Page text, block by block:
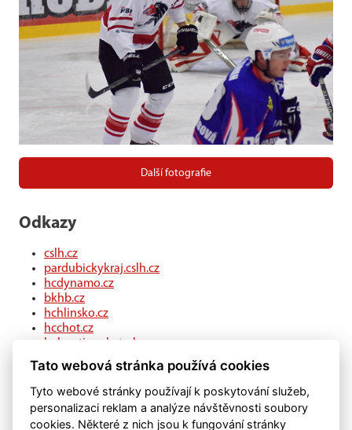
Další fotografie
Odkazy
cslh.cz
pardubickykraj.cslh.cz
hcdynamo.cz
bkhb.cz
hchlinsko.cz
hcchot.cz
kohouti-ceskatrebova.cz
hcledec.cz
hclitomysl.cz
hcskutec.cz
hcslovan.com
hcchocen.cz
Tato webová stránka používá cookies
Tyto webové stránky používají k poskytování služeb,
personalizaci reklam a analýze návštěvnosti soubory
cookies. Některé z nich jsou k fungování stránky